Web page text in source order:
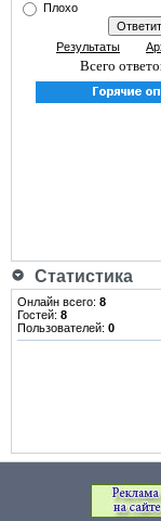
Плохо
Результаты
Всего
Статистика
Онлайн всего: 8
Гостей: 8
Пользователей: 0